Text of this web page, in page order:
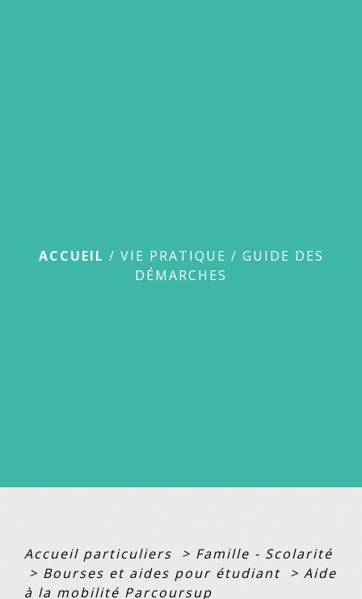
ACCUEIL / VIE PRATIQUE / GUIDE DES
DÉMARCHES
Accueil particuliers > Famille - Scolarité
> Bourses et aides pour étudiant > Aide
à la mobilité Parcoursup